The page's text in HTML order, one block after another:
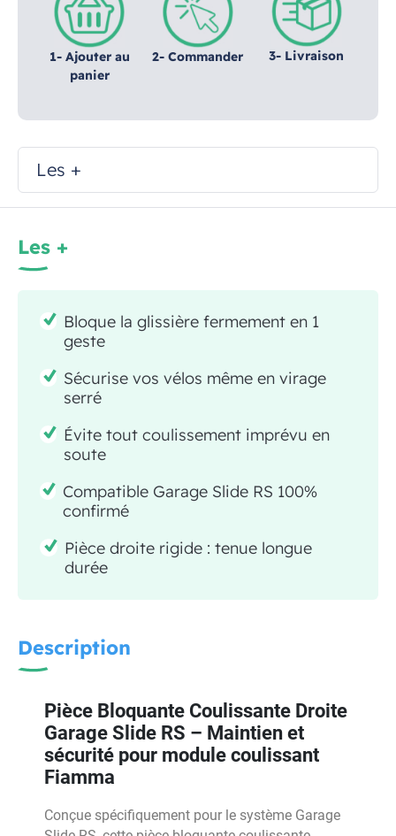
1- Ajouter au
panier
2- Commander 3- Livraison
Les +
Les +
Bloque la glissière fermement en 1
geste
Sécurise vos vélos même en virage
serré
Évite tout coulissement imprévu en
soute
Compatible Garage Slide RS 100%
confirmé
Pièce droite rigide : tenue longue
durée
Description
Pièce Bloquante Coulissante Droite
Garage Slide RS – Maintien et
sécurité pour module coulissant
Fiamma
Conçue spécifiquement pour le système Garage